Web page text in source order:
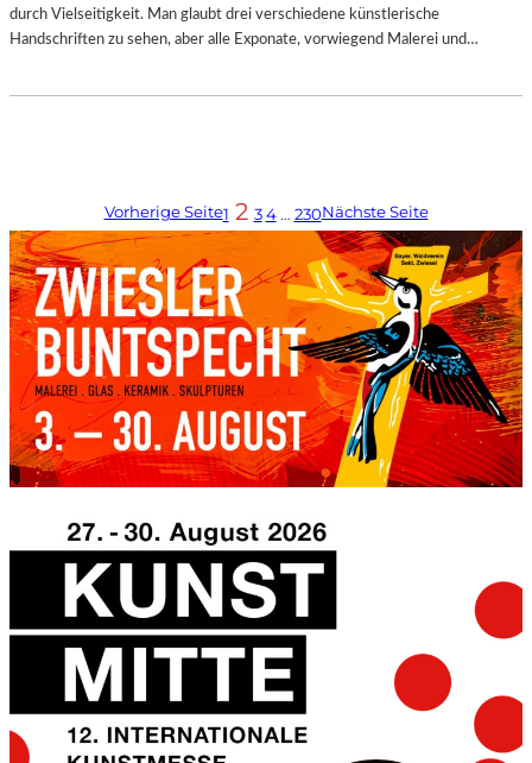
durch Vielseitigkeit. Man glaubt drei verschiedene künstlerische
Handschriften zu sehen, aber alle Exponate, vorwiegend Malerei und…
Vorherige Seite1 2 3 4 … 230Nächste Seite